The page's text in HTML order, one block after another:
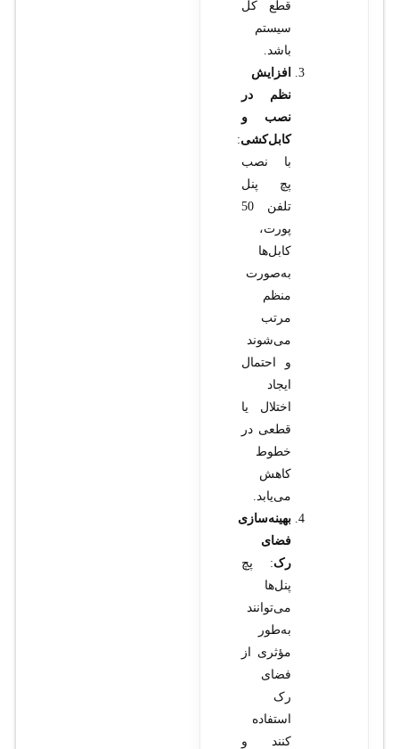
قطع کل
سیستم
باشد.
افزایش
نظم در
نصب و
کابل‌کشی:
با نصب
پچ پنل
تلفن 50
پورت،
کابل‌ها
به‌صورت
منظم
مرتب
می‌شوند
و احتمال
ایجاد
اختلال یا
قطعی در
خطوط
کاهش
می‌یابد.
بهینه‌سازی
فضای
رک: پچ
پنل‌ها
می‌توانند
به‌طور
مؤثری از
فضای
رک
استفاده
کنند و